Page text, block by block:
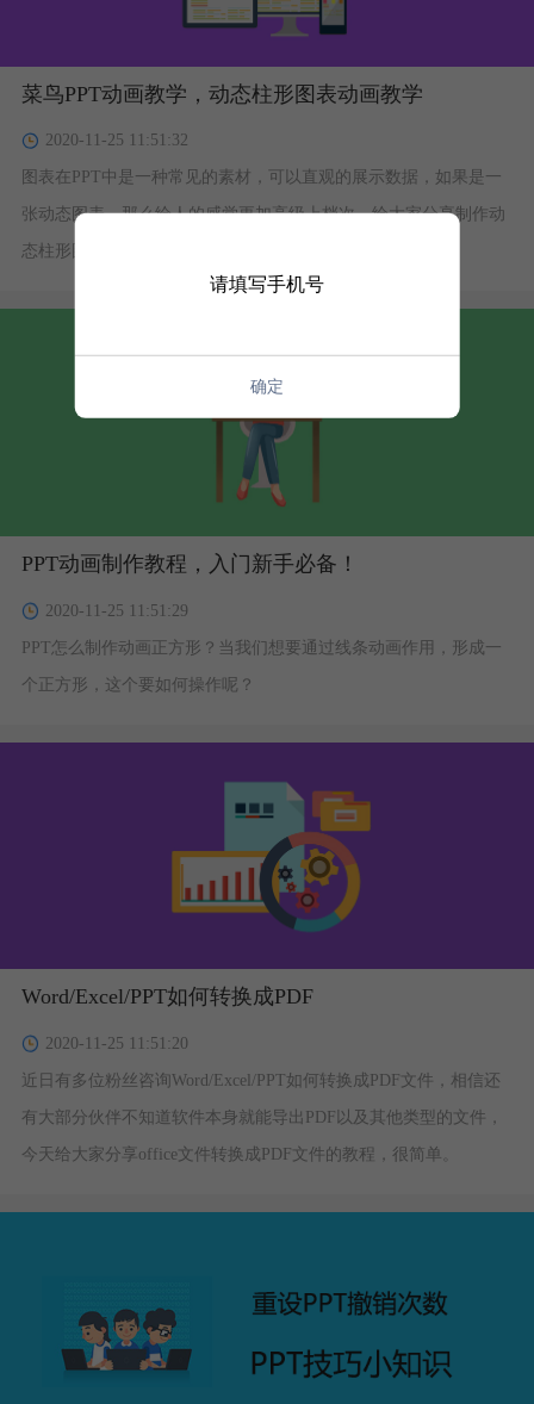
菜鸟PPT动画教学，动态柱形图表动画教学
2020-11-25 11:51:32
图表在PPT中是一种常见的素材，可以直观的展示数据，如果是一
张动态图表，那么给人的感觉更加高级上档次。给大家分享制作动
态柱形图的技巧，超简单，新手必会！
PPT动画制作教程，入门新手必备！
2020-11-25 11:51:29
PPT怎么制作动画正方形？当我们想要通过线条动画作用，形成一
个正方形，这个要如何操作呢？
Word/Excel/PPT如何转换成PDF
2020-11-25 11:51:20
近日有多位粉丝咨询Word/Excel/PPT如何转换成PDF文件，相信还
有大部分伙伴不知道软件本身就能导出PDF以及其他类型的文件，
今天给大家分享office文件转换成PDF文件的教程，很简单。
请填写手机号
确定